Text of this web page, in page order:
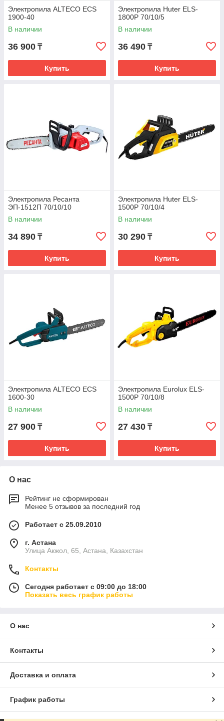
Электропила ALTECO ECS
1900-40
В наличии
36 900 ₸
Купить
Электропила Huter ELS-
1800P 70/10/5
В наличии
36 490 ₸
Купить
Электропила Ресанта
ЭП-1512П 70/10/10
В наличии
34 890 ₸
Купить
Электропила Huter ELS-
1500P 70/10/4
В наличии
30 290 ₸
Купить
Электропила ALTECO ECS
1600-30
В наличии
27 900 ₸
Купить
Электропила Eurolux ELS-
1500P 70/10/8
В наличии
27 430 ₸
Купить
О нас
Рейтинг не сформирован
Менее 5 отзывов за последний год
Работает с 25.09.2010
г. Астана
Улица Акжол, 65, Астана, Казахстан
Контакты
Сегодня работает с 09:00 до 18:00
Показать весь график работы
О нас
Контакты
Доставка и оплата
График работы